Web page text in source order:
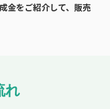
金をご紹介して、販売
れ